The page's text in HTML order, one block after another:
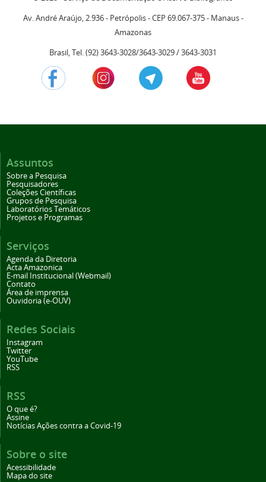
Av. André Araújo, 2.936 - Petrópolis - CEP 69.067-375 - Manaus -
Amazonas
Brasil, Tel. (92) 3643-3028/3643-3029 / 3643-3031
Assuntos
Sobre a Pesquisa
Pesquisadores
Coleções Científicas
Grupos de Pesquisa
Laboratórios Temáticos
Projetos e Programas
Serviços
Agenda da Diretoria
Acta Amazonica
E-mail Institucional (Webmail)
Contato
Área de imprensa
Ouvidoria (e-OUV)
Redes Sociais
Instagram
Twitter
YouTube
RSS
RSS
O que é?
Assine
Notícias Ações contra a Covid-19
Sobre o site
Acessibilidade
Mapa do site